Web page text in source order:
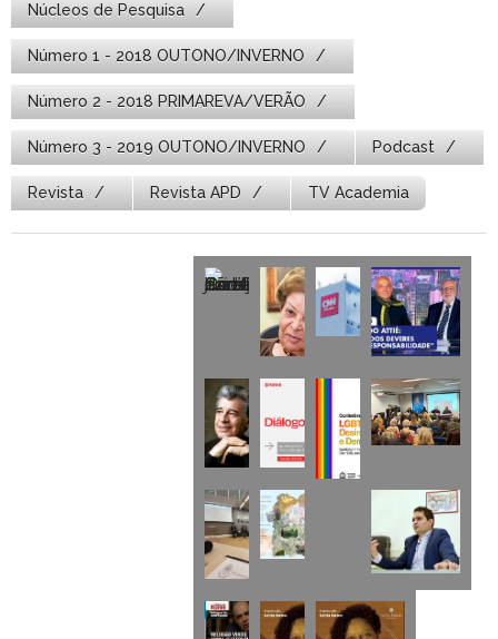
Núcleos de Pesquisa
Número 1 - 2018 OUTONO/INVERNO
Número 2 - 2018 PRIMAREVA/VERÃO
Número 3 - 2019 OUTONO/INVERNO Podcast
Revista Revista APD TV Academia